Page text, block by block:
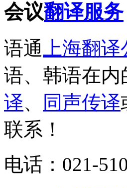
会议翻译服务
语通 上海翻译
语、韩语在
译、 同声传译
联系！
电话：021-